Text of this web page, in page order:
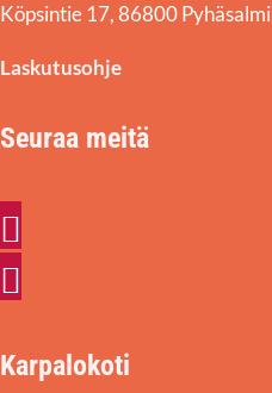
Köpsintie 17, 86800 Pyhäsalmi
Laskutusohje
Seuraa meitä
Facebook
Karpalokoti